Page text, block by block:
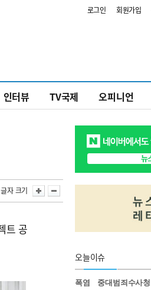
로그인 회원가입
인터뷰 TV국제 오피니언
글자 크기
트 공
오늘이슈
폭염 중대범죄수사청